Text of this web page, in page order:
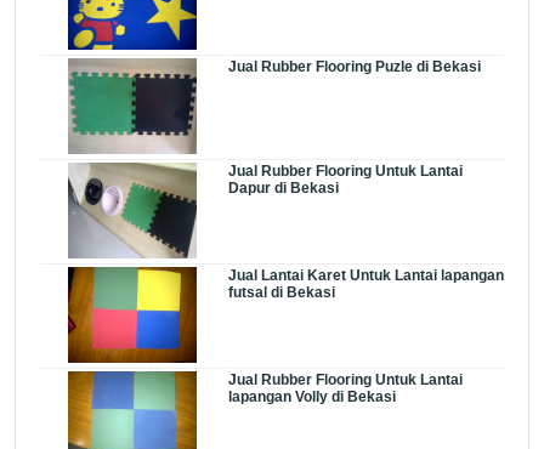
Jual Rubber Flooring Puzle di Bekasi
Jual Rubber Flooring Untuk Lantai
Dapur di Bekasi
Jual Lantai Karet Untuk Lantai lapangan
futsal di Bekasi
Jual Rubber Flooring Untuk Lantai
lapangan Volly di Bekasi